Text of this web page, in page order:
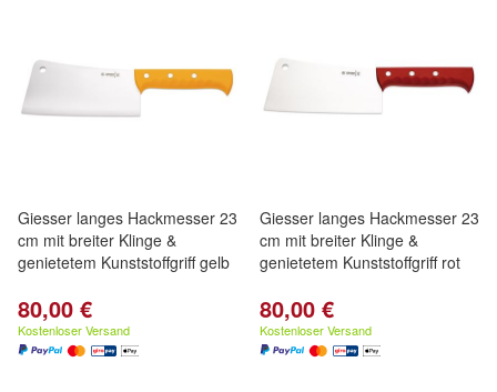
Giesser langes Hackmesser 23
cm mit breiter Klinge &
genietetem Kunststoffgriff gelb
80,00 €
Kostenloser Versand
Giesser langes Hackmesser 23
cm mit breiter Klinge &
genietetem Kunststoffgriff rot
80,00 €
Kostenloser Versand